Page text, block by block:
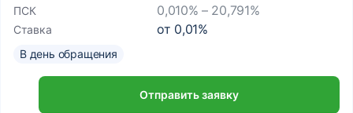
ПСК 0,010% – 20,791%
Ставка от 0,01%
В день обращения
Отправить заявку